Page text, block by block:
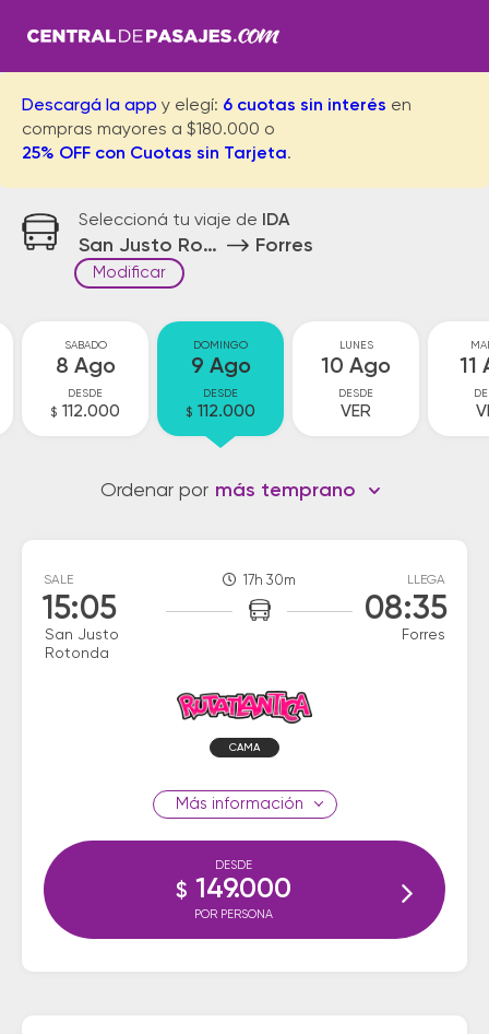
Descargá la app y elegí: 6 cuotas sin interés en
compras mayores a $180.000 o
25% OFF con Cuotas sin Tarjeta.
Seleccioná tu viaje de IDA
San Justo Rotonda Forres
Modificar
SABADO
8 Ago
DESDE
$ 112.000
DOMINGO
9 Ago
DESDE
$ 112.000
LUNES
10 Ago
DESDE
VER
11
Ordenar por más temprano
SALE
15:05
San Justo
Rotonda
17h 30m LLEGA
08:35
Forres
CAMA
información
DESDE
$ 149.000
POR PERSONA